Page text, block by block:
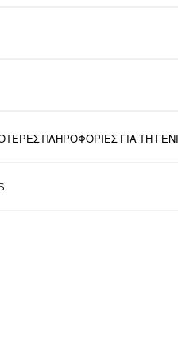
ΠΛΗΡΟΦΟΡΙΕΣ ΓΙΑ ΤΗ